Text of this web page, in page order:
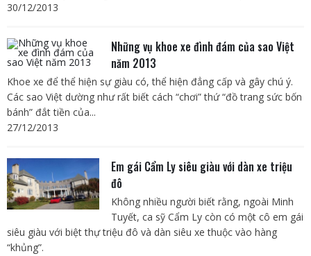
30/12/2013
Những vụ khoe xe đình đám của sao Việt
năm 2013
Khoe xe để thể hiện sự giàu có, thể hiện đẳng cấp và gây chú ý.
Các sao Việt dường như rất biết cách “chơi” thứ “đồ trang sức bốn
bánh” đắt tiền của...
27/12/2013
Em gái Cẩm Ly siêu giàu với dàn xe triệu
đô
Không nhiều người biết rằng, ngoài Minh
Tuyết, ca sỹ Cẩm Ly còn có một cô em gái
siêu giàu với biệt thự triệu đô và dàn siêu xe thuộc vào hàng
“khủng”.